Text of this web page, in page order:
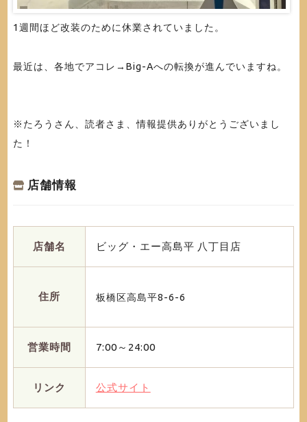
1週間ほど改装のために休業されていました。
最近は、各地でアコレ→Big-Aへの転換が進んでいますね。
※たろうさん、読者さま、情報提供ありがとうございまし
た！
店舗情報
店舗名 ビッグ・エー高島平 八丁目店
住所 板橋区高島平8-6-6
営業時間 7:00～24:00
リンク 公式サイト